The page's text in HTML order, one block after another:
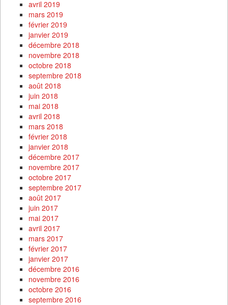
avril 2019
mars 2019
février 2019
janvier 2019
décembre 2018
novembre 2018
octobre 2018
septembre 2018
août 2018
juin 2018
mai 2018
avril 2018
mars 2018
février 2018
janvier 2018
décembre 2017
novembre 2017
octobre 2017
septembre 2017
août 2017
juin 2017
mai 2017
avril 2017
mars 2017
février 2017
janvier 2017
décembre 2016
novembre 2016
octobre 2016
septembre 2016